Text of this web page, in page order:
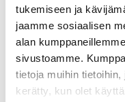
tukemiseen ja
jaamme sosiaalisen
alan
sivustoamme.
tietoja muihin
kerätty, kun olet
PUNAISEN TUVAN VIINITILA
GTIN: 6418760007032